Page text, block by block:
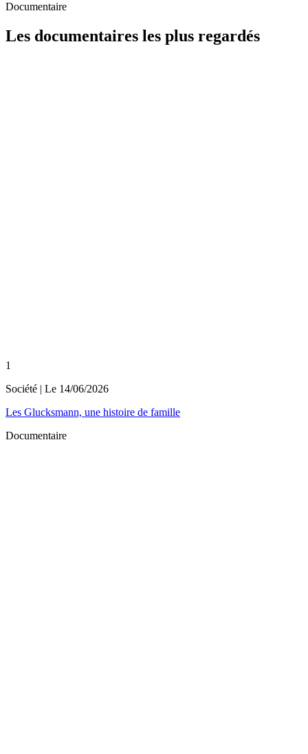
Documentaire
Les documentaires les plus regardés
1
Société | Le 14/06/2026
Les Glucksmann, une histoire de famille
Documentaire